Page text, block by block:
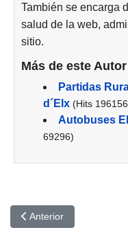
También se encarga
salud de la web,
sitio.
Más de este Autor
Partidas
d´Elx (Hits
Autobuses
69296)
Artículo anterior: La
Anterior